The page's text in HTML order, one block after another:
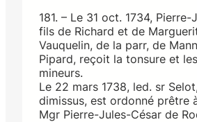
181. – Le 31 oct. 1734,
fils de Richard et de
Vauquelin, de la parr, de
Pipard, reçoit la tonsure et
mineurs.
Le 22 mars 1738, led. sr
dimissus, est ordonné prêtre
Mgr Pierre-Jules-César de